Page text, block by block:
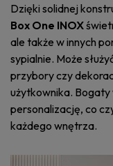
Dzięki solidnej
Box One INOX
ale także w innych
sypialnie. Może
przybory czy
użytkownika. Bogaty
personalizację, co
każdego wnętrza.